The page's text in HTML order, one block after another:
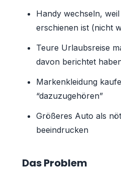
Handy wechseln,
erschienen ist (nicht
Teure Urlaubsreise
davon berichtet
Markenkleidung
“dazuzugehören”
Größeres Auto als
beeindrucken
Das Problem